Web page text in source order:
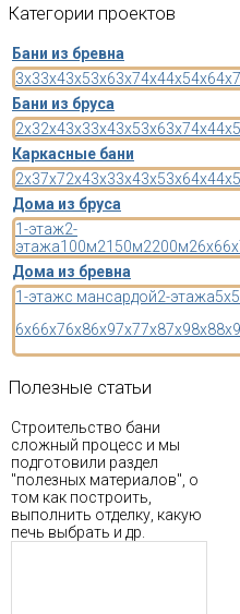
Категории проектов
Бани из бревна
3x33x43x53x63x74x44x54x64x7
Бани из бруса
2x32x43x33x43x53x63x74x44x5
Каркасные бани
2x37x72x43x33x43x53x64x44x5
Дома из бруса
1-этаж2-
этажа100м2150м2200м26x6
Дома из бревна
1-этажс мансардой2-этажа5x5
6x66x76x86x97x77x87x98x88x9
Полезные статьи
Строительство бани
сложный процесс и мы
подготовили раздел
"полезных материалов", о
том как построить,
выполнить отделку, какую
печь выбрать и др.